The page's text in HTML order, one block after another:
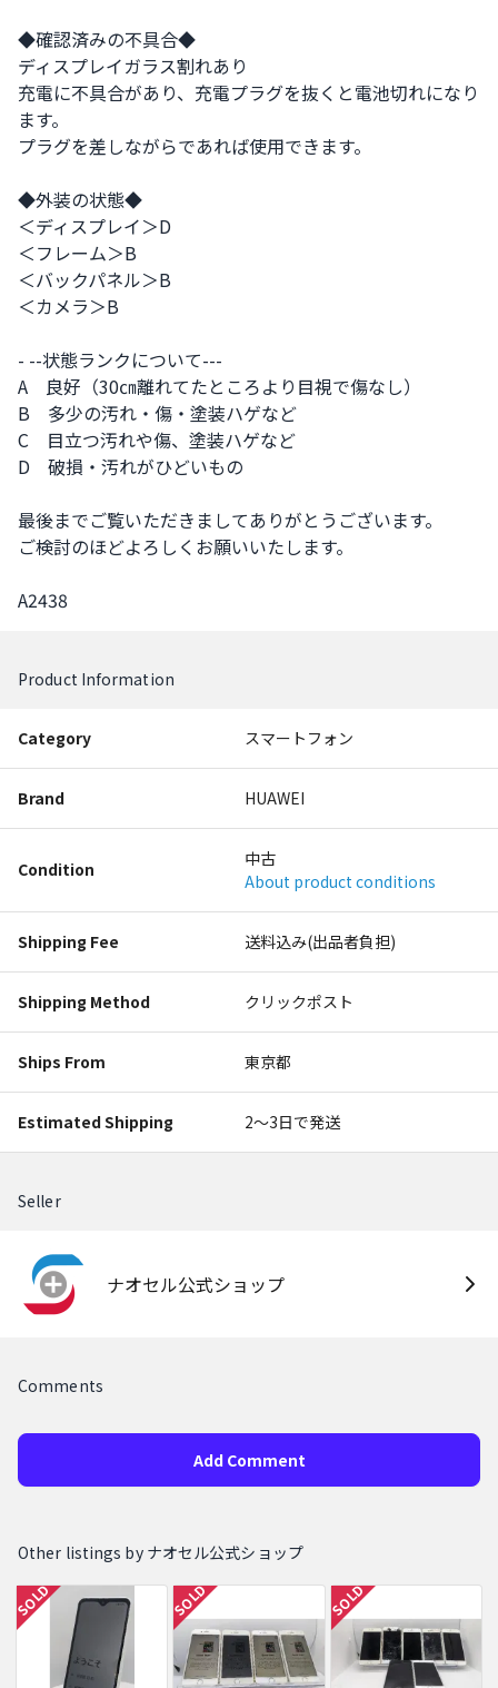
◆確認済みの不具合◆
ディスプレイガラス割れあり
充電に不具合があり、充電プラグを抜くと電池切れになり
ます。
プラグを差しながらであれば使用できます。
◆外装の状態◆
＜ディスプレイ＞D
＜フレーム＞B
＜バックパネル＞B
＜カメラ＞B
- --状態ランクについて---
A　良好（30㎝離れてたところより目視で傷なし）
B　多少の汚れ・傷・塗装ハゲなど
C　目立つ汚れや傷、塗装ハゲなど
D　破損・汚れがひどいもの
最後までご覧いただきましてありがとうございます。
ご検討のほどよろしくお願いいたします。
A2438
Product Information
Category スマートフォン
Brand HUAWEI
Condition
中古
About product conditions
Shipping Fee 送料込み(出品者負担)
Shipping Method クリックポスト
Ships From 東京都
Estimated Shipping 2〜3日で発送
Seller
ナオセル公式ショップ
Comments
Add Comment
Other listings by ナオセル公式ショップ
SOLD SOLD SOLD